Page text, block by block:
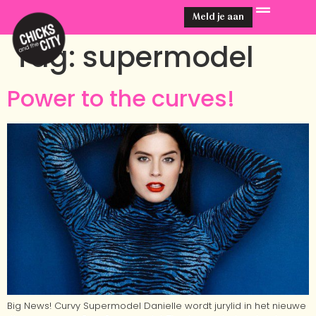
Meld je aan
Tag: supermodel
Power to the curves!
Big News! Curvy Supermodel Danielle wordt jurylid in het nieuwe